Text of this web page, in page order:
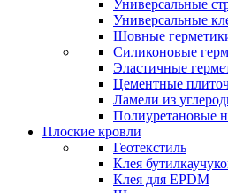
Универсальные
Универсальные
Шовные
Силиконовые
Эластичные
Цементные
Ламели из
Полиуретановые
Плоские кровли
Геотекстиль
Клея
Клея для EPDM